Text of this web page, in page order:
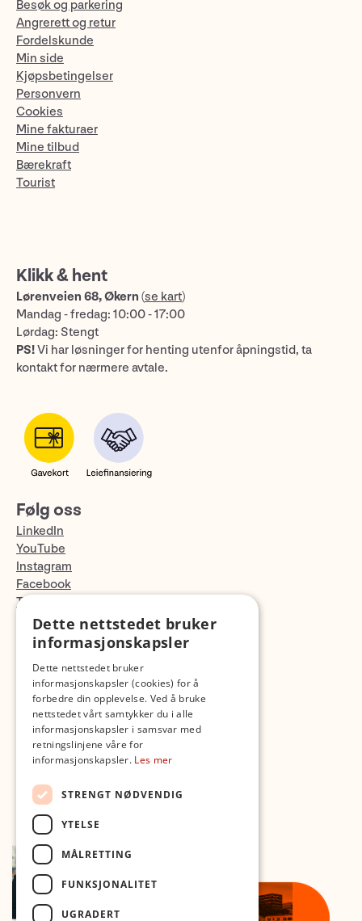
Besøk og parkering
Angrerett og retur
Fordelskunde
Min side
Kjøpsbetingelser
Personvern
Cookies
Mine fakturaer
Mine tilbud
Bærekraft
Tourist
Klikk & hent
Lørenveien 68, Økern (se kart)
Mandag - fredag: 10:00 - 17:00
Lørdag: Stengt
PS!Vi har løsninger for henting utenfor åpningstid, ta
kontakt for nærmere avtale.
Følg oss
LinkedIn
YouTube
Instagram
Facebook
TikTok
Fotopodden
Dette nettstedet bruker
informasjonskapsler
Dette nettstedet bruker
informasjonskapsler (cookies) for å
forbedre din opplevelse. Ved å bruke
nettstedet vårt samtykker du i alle
informasjonskapsler i samsvar med
retningslinjene våre for
informasjonskapsler. Les mer
STRENGT NØDVENDIG
YTELSE
MÅLRETTING
FUNKSJONALITET
UGRADERT